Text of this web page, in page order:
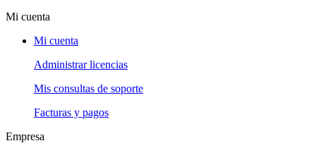
Mi cuenta
Mi cuenta
Administrar licencias
Mis consultas de soporte
Facturas y pagos
Empresa